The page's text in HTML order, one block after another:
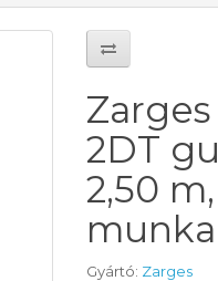
2DT
2,50
Gyártó: Zarges